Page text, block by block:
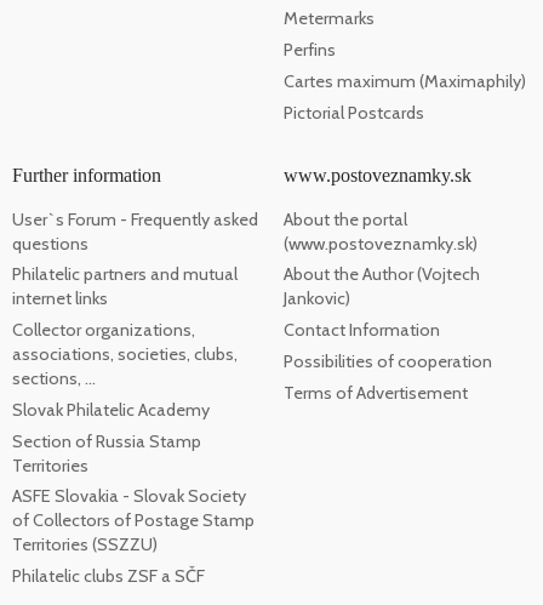
Metermarks
Perfins
Cartes maximum (Maximaphily)
Pictorial Postcards
Further information
User`s Forum - Frequently asked
questions
Philatelic partners and mutual
internet links
Collector organizations,
associations, societies, clubs,
sections, ...
Slovak Philatelic Academy
Section of Russia Stamp
Territories
ASFE Slovakia - Slovak Society
of Collectors of Postage Stamp
Territories (SSZZU)
Philatelic clubs ZSF a SČF
www.postoveznamky.sk
About the portal
(www.postoveznamky.sk)
About the Author (Vojtech
Jankovic)
Contact Information
Possibilities of cooperation
Terms of Advertisement